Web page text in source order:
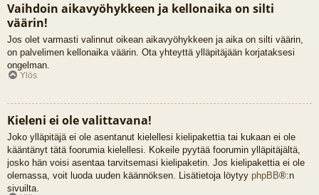
Vaihdoin aikavyöhykkeen ja kellonaika on silti
väärin!
Jos olet varmasti valinnut oikean aikavyöhykkeen ja aika on silti väärin,
on palvelimen kellonaika väärin. Ota yhteyttä ylläpitäjään korjataksesi
ongelman.
Ylös
Kieleni ei ole valittavana!
Joko ylläpitäjä ei ole asentanut kielellesi kielipakettia tai kukaan ei ole
kääntänyt tätä foorumia kielellesi. Kokeile pyytää foorumin ylläpitäjältä,
josko hän voisi asentaa tarvitsemasi kielipaketin. Jos kielipakettia ei ole
olemassa, voit luoda uuden käännöksen. Lisätietoja löytyy phpBB®:n
sivuilta.